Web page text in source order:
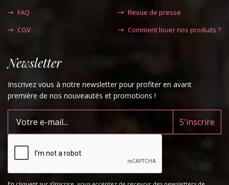
FAQ
CGV
Revue de presse
Comment louer nos produits ?
Newsletter
Inscrivez vous à notre newsletter pour profiter en avant
première de nos nouveautés et promotions !